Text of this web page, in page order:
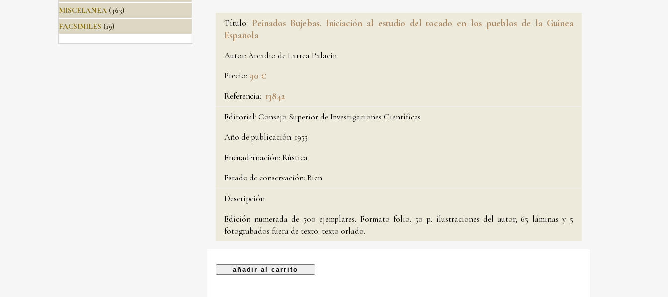
MISCELANEA (363)
FACSIMILES (19) Título: Peinados Bujebas. Iniciación al estudio del tocado en los pueblos de la Guinea
Española
Autor: Arcadio de Larrea Palacin
Precio: 90 €
Referencia: 13842
Editorial: Consejo Superior de Investigaciones Científicas
Año de publicación: 1953
Encuadernación: Rústica
Estado de conservación: Bien
Descripción
Edición numerada de 500 ejemplares. Formato folio. 50 p. ilustraciones del autor, 65 láminas y 5
fotograbados fuera de texto. texto orlado.